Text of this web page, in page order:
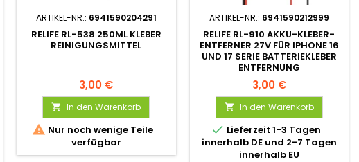
ARTIKEL-NR.: 6941590204291
RELIFE RL-538 250ML KLEBER
REINIGUNGSMITTEL
3,00 €
 In den Warenkorb
 Nur noch wenige Teile
verfügbar
ARTIKEL-NR.: 6941590212999
RELIFE RL-910 AKKU-KLEBER-
ENTFERNER 27V FÜR IPHONE 16
UND 17 SERIE BATTERIEKLEBER
ENTFERNUNG
3,00 €
 In den Warenkorb
 Lieferzeit 1-3 Tagen
innerhalb DE und 2-7 Tagen
innerhalb EU